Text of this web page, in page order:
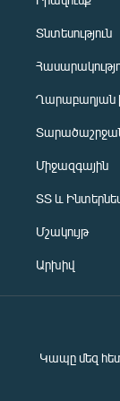
Տնտեսություն
Ղարաբաղյան
Միջազգային
ՏՏ և
Մշակույթ
Արխիվ
Կապը մեզ